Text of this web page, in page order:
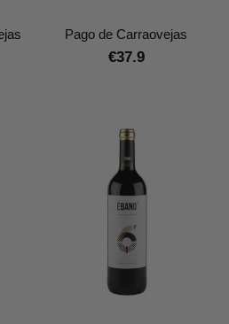
Pago de Carraovejas
€37.9